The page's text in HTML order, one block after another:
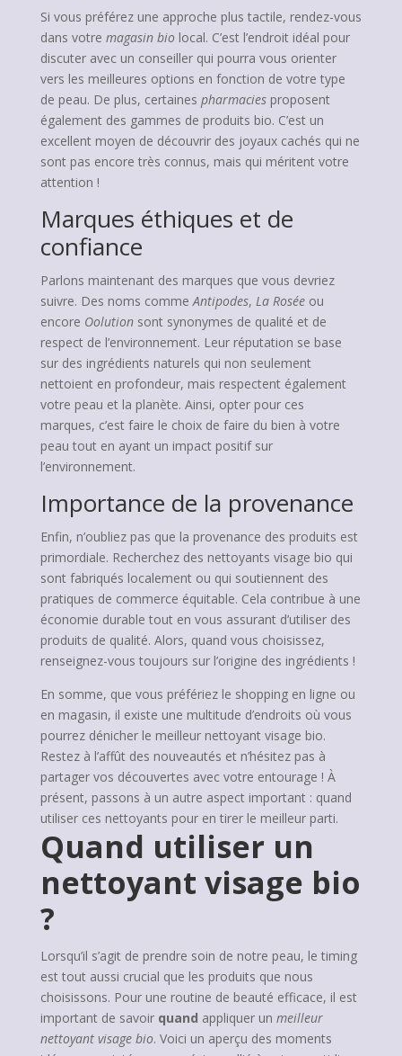
Si vous préférez une approche plus tactile, rendez-vous
dans votre magasin bio local. C’est l’endroit idéal pour
discuter avec un conseiller qui pourra vous orienter
vers les meilleures options en fonction de votre type
de peau. De plus, certaines pharmaciesproposent
également des gammes de produits bio. C’est un
excellent moyen de découvrir des joyaux cachés qui ne
sont pas encore très connus, mais qui méritent votre
attention !
Marques éthiques et de
confiance
Parlons maintenant des marques que vous devriez
suivre. Des noms commeAntipodes, La Roséeou
encore Oolutionsont synonymes de qualité et de
respect de l’environnement. Leur réputation se base
sur des ingrédients naturels qui non seulement
nettoient en profondeur, mais respectent également
votre peau et la planète. Ainsi, opter pour ces
marques, c’est faire le choix de faire du bien à votre
peau tout en ayant un impact positif sur
l’environnement.
Importance de la provenance
Enfin, n’oubliez pas que la provenance des produits est
primordiale. Recherchez des nettoyants visage bio qui
sont fabriqués localement ou qui soutiennent des
pratiques de commerce équitable. Cela contribue à une
économie durable tout en vous assurant d’utiliser des
produits de qualité. Alors, quand vous choisissez,
renseignez-vous toujours sur l’origine des ingrédients !
En somme, que vous préfériez le shopping en ligne ou
en magasin, il existe une multitude d’endroits où vous
pourrez dénicher le meilleur nettoyant visage bio.
Restez à l’affût des nouveautés et n’hésitez pas à
partager vos découvertes avec votre entourage ! À
présent, passons à un autre aspect important : quand
utiliser ces nettoyants pour en tirer le meilleur parti.
Quand utiliser un
nettoyant visage bio
?
Lorsqu’il s’agit de prendre soin de notre peau, le timing
est tout aussi crucial que les produits que nous
choisissons. Pour une routine de beauté efficace, il est
important de savoir quand appliquer un meilleur
nettoyant visage bio. Voici un aperçu des moments